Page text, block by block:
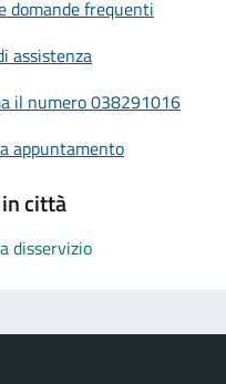
domande frequenti
assistenza
il numero 038291016
appuntamento
città
disservizio